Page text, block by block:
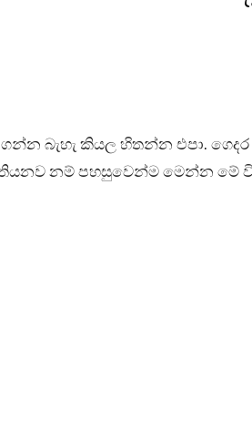
බැහැ කියල හිතන්න එපා. ගෙදර
තියනව නම් පහසුවෙන්ම මෙන්න මේ